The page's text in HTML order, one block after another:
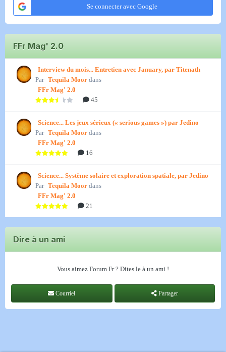
Se connecter avec Google
FFr Mag' 2.0
Interview du mois... Entretien avec January, par Titenath
Par Tequila Moor dans
FFr Mag' 2.0
45
Science... Les jeux sérieux (« serious games ») par Jedino
Par Tequila Moor dans
FFr Mag' 2.0
16
Science... Système solaire et exploration spatiale, par Jedino
Par Tequila Moor dans
FFr Mag' 2.0
21
Dire à un ami
Vous aimez Forum Fr ? Dites le à un ami !
Courriel Partager